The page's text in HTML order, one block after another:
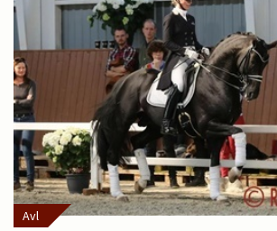
Avl